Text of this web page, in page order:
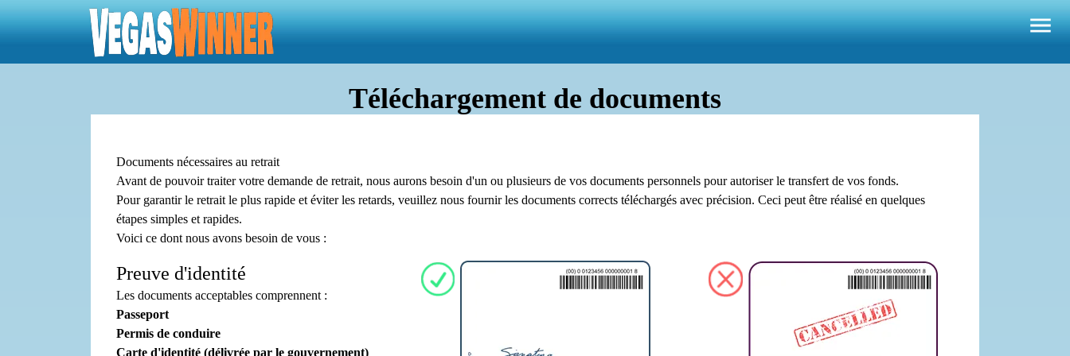
Téléchargement de documents
Documents nécessaires au retrait
Avant de pouvoir traiter votre demande de retrait, nous aurons besoin d'un ou plusieurs de vos documents personnels pour autoriser le transfert de vos fonds.
Pour garantir le retrait le plus rapide et éviter les retards, veuillez nous fournir les documents corrects téléchargés avec précision. Ceci peut être réalisé en quelques
étapes simples et rapides.
Voici ce dont nous avons besoin de vous :
Preuve d'identité
Les documents acceptables comprennent :
Passeport
Permis de conduire
Carte d'identité (délivrée par le gouvernement)